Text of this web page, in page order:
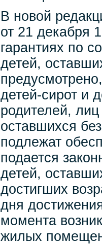
В новой
от 21 декабря
гарантиях по
детей,
детей-сирот и
родителей,
оставшихся
подлежат
подается
детей,
достигших
дня
момента
жилых